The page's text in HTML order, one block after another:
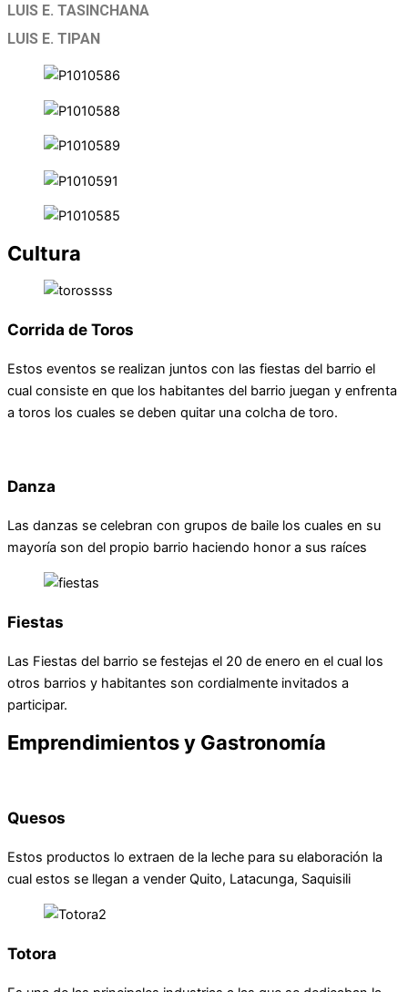
LUIS E. TASINCHANA
LUIS E. TIPAN
Cultura
Corrida de Toros
Estos eventos se realizan juntos con las fiestas del barrio el
cual consiste en que los habitantes del barrio juegan y enfrenta
a toros los cuales se deben quitar una colcha de toro.
Danza
Las danzas se celebran con grupos de baile los cuales en su
mayoría son del propio barrio haciendo honor a sus raíces
Fiestas
Las Fiestas del barrio se festejas el 20 de enero en el cual los
otros barrios y habitantes son cordialmente invitados a
participar.
Emprendimientos y Gastronomía
Quesos
Estos productos lo extraen de la leche para su elaboración la
cual estos se llegan a vender Quito, Latacunga, Saquisili
Totora